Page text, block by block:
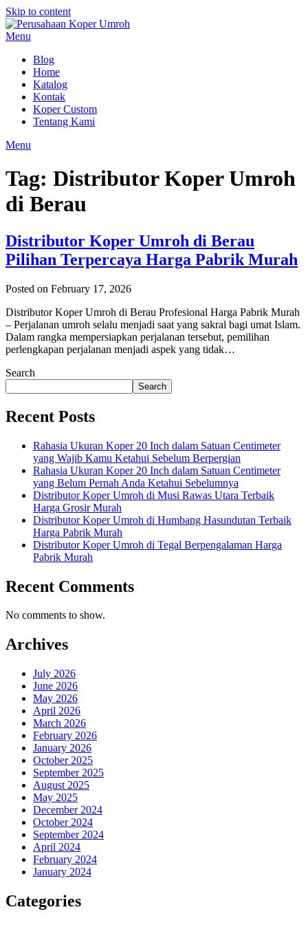
Skip to content
Menu
Blog
Home
Katalog
Kontak
Koper Custom
Tentang Kami
Menu
Tag: Distributor Koper Umroh
di Berau
Distributor Koper Umroh di Berau
Pilihan Terpercaya Harga Pabrik Murah
Posted on February 17, 2026
Distributor Koper Umroh di Berau Profesional Harga Pabrik Murah
– Perjalanan umroh selalu menjadi saat yang sakral bagi umat Islam.
Dalam rangka mempersiapkan perjalanan tersebut, pemilihan
perlengkapan perjalanan menjadi aspek yang tidak…
Search
Search
Recent Posts
Rahasia Ukuran Koper 20 Inch dalam Satuan Centimeter
yang Wajib Kamu Ketahui Sebelum Berpergian
Rahasia Ukuran Koper 20 Inch dalam Satuan Centimeter
yang Belum Pernah Anda Ketahui Sebelumnya
Distributor Koper Umroh di Musi Rawas Utara Terbaik
Harga Grosir Murah
Distributor Koper Umroh di Humbang Hasundutan Terbaik
Harga Pabrik Murah
Distributor Koper Umroh di Tegal Berpengalaman Harga
Pabrik Murah
Recent Comments
No comments to show.
Archives
July 2026
June 2026
May 2026
April 2026
March 2026
February 2026
January 2026
October 2025
September 2025
August 2025
May 2025
December 2024
October 2024
September 2024
April 2024
February 2024
January 2024
Categories